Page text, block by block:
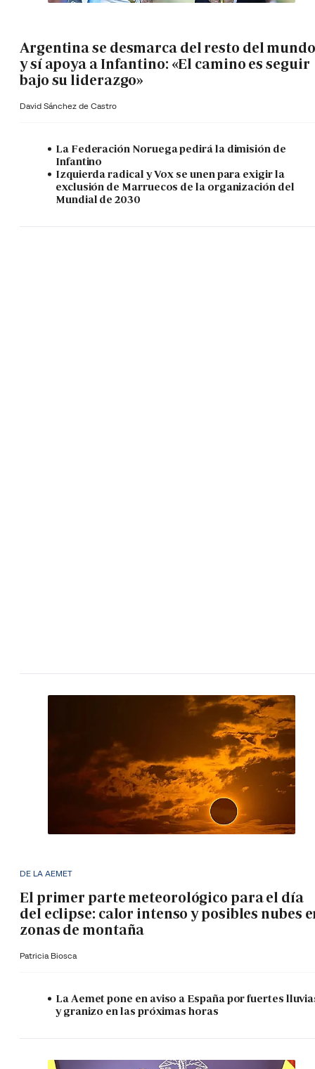
Argentina se desmarca del resto del mundo
y sí apoya a Infantino: «El camino es seguir
bajo su liderazgo»
David Sánchez de Castro
La Federación Noruega pedirá la dimisión de
Infantino
Izquierda radical y Vox se unen para exigir la
exclusión de Marruecos de la organización del
Mundial de 2030
DE LA AEMET
El primer parte meteorológico para el día
del eclipse: calor intenso y posibles nubes
zonas de montaña
Patricia Biosca
La Aemet pone en aviso a España por fuertes
y granizo en las próximas horas